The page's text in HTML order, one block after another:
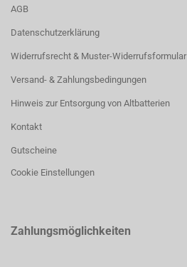
AGB
Datenschutzerklärung
Widerrufsrecht & Muster-Widerrufsformular
Versand- & Zahlungsbedingungen
Hinweis zur Entsorgung von Altbatterien
Kontakt
Gutscheine
Cookie Einstellungen
Zahlungsmöglichkeiten